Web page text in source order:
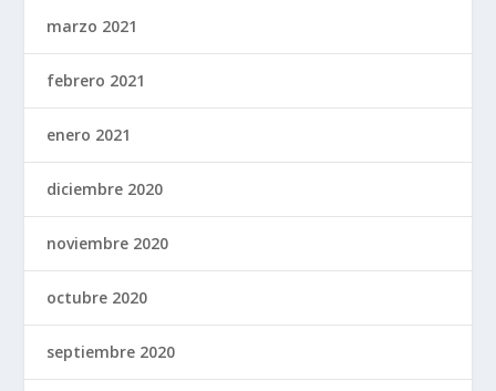
marzo 2021
febrero 2021
enero 2021
diciembre 2020
noviembre 2020
octubre 2020
septiembre 2020